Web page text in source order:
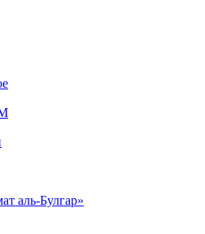
аль-Булгар»